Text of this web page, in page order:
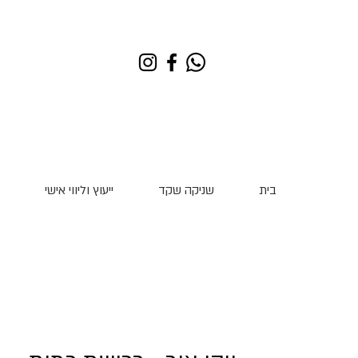
בית שניקה שקד ייעוץ וליווי אישי